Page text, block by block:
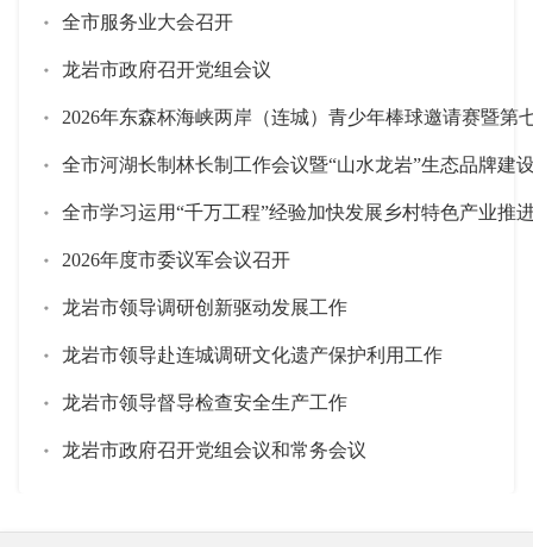
全市服务业大会召开
龙岩市政府召开党组会议
全市河湖长制林长制工作会议暨“山水龙岩”生态品牌建
2026年度市委议军会议召开
龙岩市领导调研创新驱动发展工作
龙岩市领导赴连城调研文化遗产保护利用工作
龙岩市领导督导检查安全生产工作
龙岩市政府召开党组会议和常务会议